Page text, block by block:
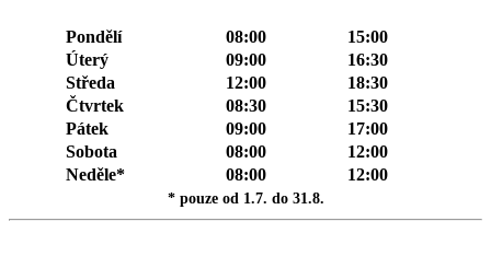
Pondělí 08:00
15:00
Úterý
09:00
16:30
Středa
12:00
18:30
Čtvrtek
08:30
15:30
Pátek
09:00
17:00
Sobota
08:00
12:00
Neděle*
08:00 12:00
* pouze od 1.7. do 31.8.